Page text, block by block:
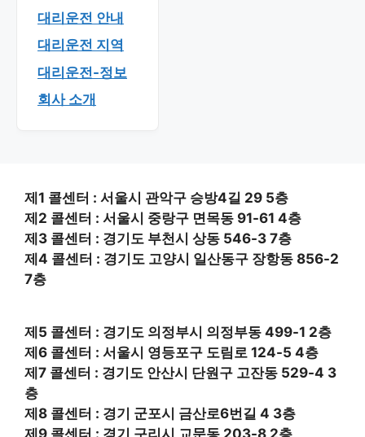
대리운전 안내
대리운전 지역
대리운전-정보
회사 소개
제1 콜센터 : 서울시 관악구 승방4길 29 5층
제2 콜센터 : 서울시 중랑구 면목동 91-61 4층
제3 콜센터 : 경기도 부천시 상동 546-3 7층
제4 콜센터 : 경기도 고양시 일산동구 장항동 856-2
7층
제5 콜센터 : 경기도 의정부시 의정부동 499-1 2층
제6 콜센터 : 서울시 영등포구 도림로 124-5 4층
제7 콜센터 : 경기도 안산시 단원구 고잔동 529-4 3
층
제8 콜센터 : 경기 군포시 금산로6번길 4 3층